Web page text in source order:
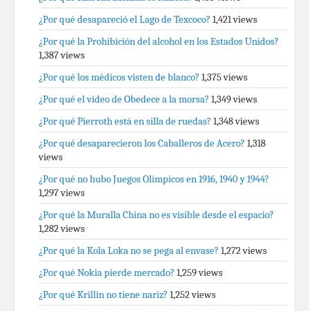
¿Por qué desapareció el Lago de Texcoco? 1,421 views
¿Por qué la Prohibición del alcohol en los Estados Unidos?
1,387 views
¿Por qué los médicos visten de blanco? 1,375 views
¿Por qué el video de Obedece a la morsa? 1,349 views
¿Por qué Pierroth está en silla de ruedas? 1,348 views
¿Por qué desaparecieron los Caballeros de Acero? 1,318
views
¿Por qué no hubo Juegos Olímpicos en 1916, 1940 y 1944?
1,297 views
¿Por qué la Muralla China no es visible desde el espacio?
1,282 views
¿Por qué la Kola Loka no se pega al envase? 1,272 views
¿Por qué Nokia pierde mercado? 1,259 views
¿Por qué Krillin no tiene nariz? 1,252 views